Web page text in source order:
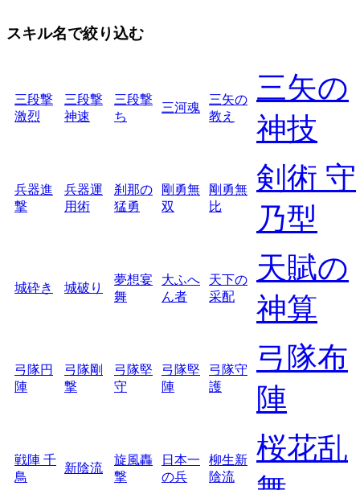
スキル名で絞り込む
三段撃
激烈
三段撃
神速
三段撃
ち
三河魂
三矢の
教え
三矢の
神技
兵器進
撃
兵器運
用術
刹那の
猛勇
剛勇無
双
剛勇無
比
剣術 守
乃型
城砕き 城破り
夢想宴
舞
大ふへ
ん者
天下の
采配
天賦の
神算
弓隊円
陣
弓隊剛
撃
弓隊堅
守
弓隊堅
陣
弓隊守
護
弓隊布
陣
戦陣 千
鳥
新陰流
旋風轟
撃
日本一
の兵
柳生新
陰流
桜花乱